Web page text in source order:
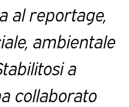
al reportage,
ambientale
a
collaborato